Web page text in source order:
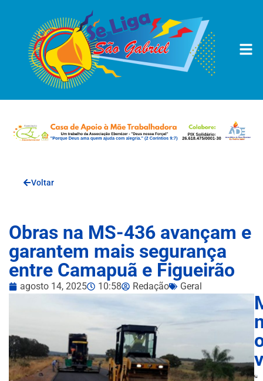
Voltar
Obras na MS-436 avançam e
garantem mais segurança
entre Camapuã e Figueirão
agosto 14, 2025 10:58 Redação Geral